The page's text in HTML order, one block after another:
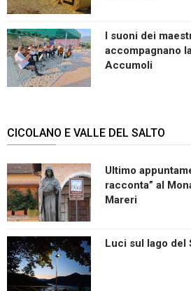
I suoni dei
accompagnano
Accumoli
CICOLANO E VALLE DEL SALTO
Ultimo
racconta” al
Mareri
Luci sul lago del